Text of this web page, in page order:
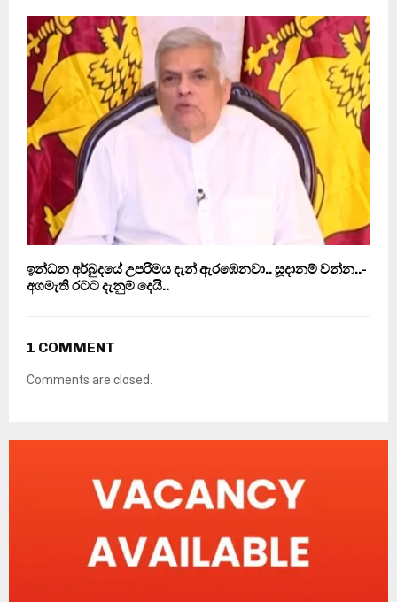
ඉන්ධන අර්බුදයේ උපරිමය දැන් ඇරඹෙනවා.. සූදානම් වන්න..-
අගමැති රටට දැනුම් දෙයි..
1 COMMENT
Comments are closed.